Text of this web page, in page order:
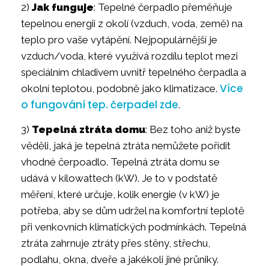
2) Jak funguje: Tepelné čerpadlo přeměňuje
tepelnou energii z okolí (vzduch, voda, země) na
teplo pro vaše vytápění. Nejpopulárnější je
vzduch/voda, které využívá rozdílu teplot mezi
speciálním chladivem uvnitř tepelného čerpadla a
okolní teplotou, podobně jako klimatizace. Více
o fungování tep. čerpadel zde.
3) Tepelná ztráta domu: Bez toho aniž byste
věděli, jaká je tepelná ztráta nemůžete pořídit
vhodné čerpoadlo. Tepelná ztráta domu se
udává v kilowattech (kW). Je to v podstatě
měření, které určuje, kolik energie (v kW) je
potřeba, aby se dům udržel na komfortní teplotě
při venkovních klimatických podmínkách. Tepelná
ztráta zahrnuje ztráty přes stěny, střechu,
podlahu, okna, dveře a jakékoli jiné průniky.